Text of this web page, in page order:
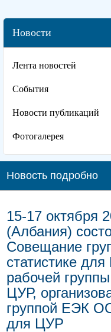
Новости
Лента новостей
События
Новости публикаций
Фотогалерея
Новость подробно
15-17 октября
(Албания)
Совещание
статистике
рабочей
ЦУР,
группой ЕЭК
для ЦУР